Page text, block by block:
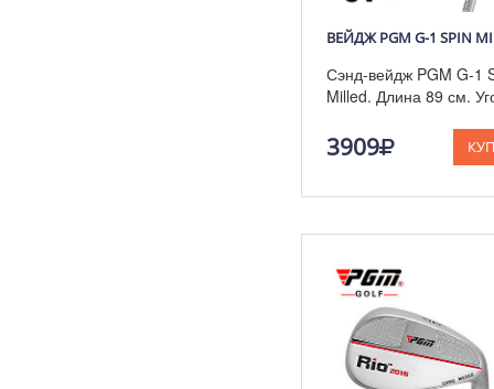
Сэнд-вейдж PGM G-1
Milled. Длина 89 см.
3909